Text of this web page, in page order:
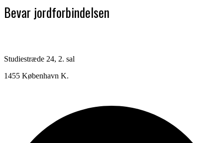
Bevar jordforbindelsen
Studiestræde 24, 2. sal
1455 København K.